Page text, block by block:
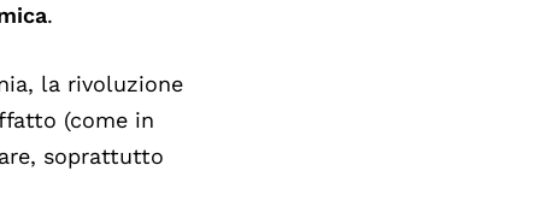
.
la rivoluzione
(come in
soprattutto